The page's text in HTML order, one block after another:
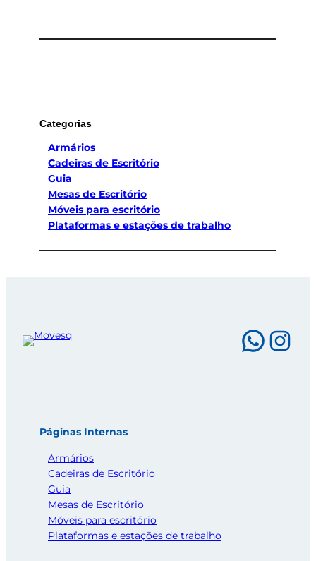
Categorias
Armários
Cadeiras de Escritório
Guia
Mesas de Escritório
Móveis para escritório
Plataformas e estações de trabalho
Páginas Internas
Armários
Cadeiras de Escritório
Guia
Mesas de Escritório
Móveis para escritório
Plataformas e estações de trabalho